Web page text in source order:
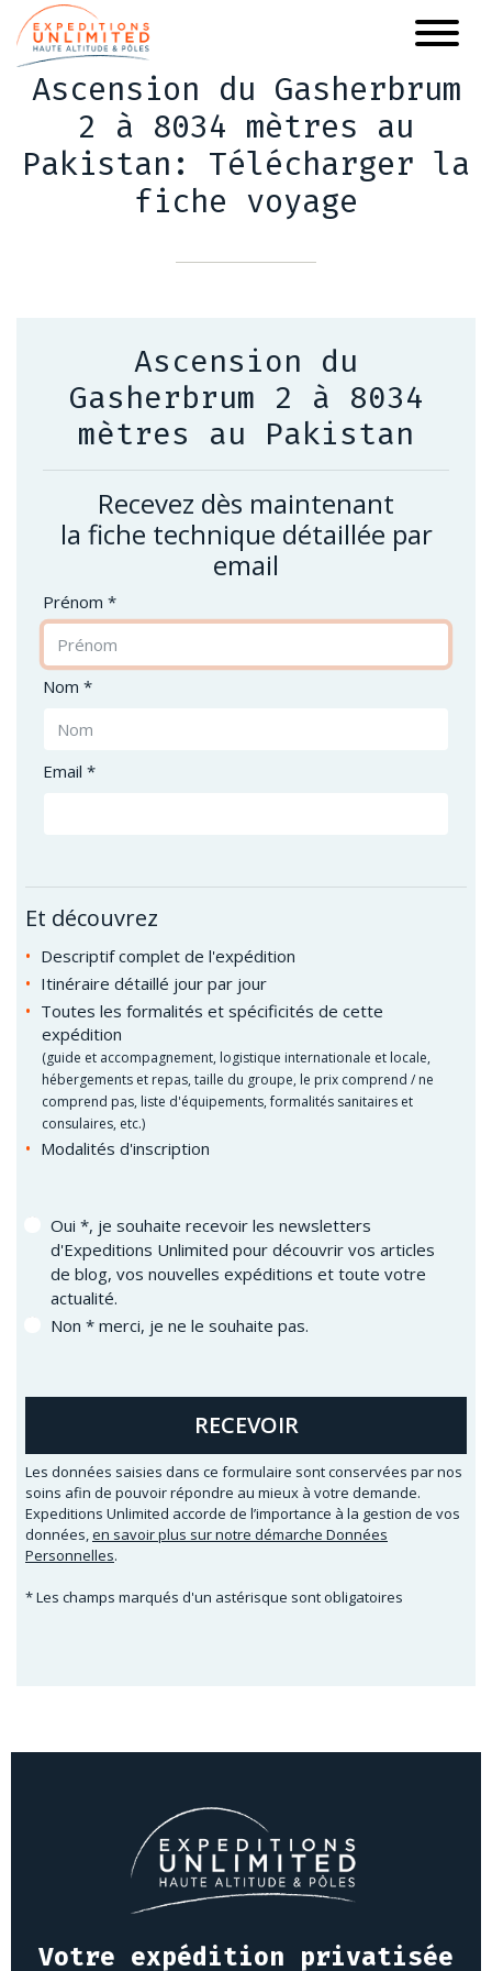
Aller
au
contenu
principal
Ascension du Gasherbrum
2 à 8034 mètres au
Pakistan: Télécharger la
fiche voyage
Ascension du
Gasherbrum 2 à 8034
mètres au Pakistan
Recevez dès maintenant
la fiche technique détaillée par
email
Prénom *
Nom *
Email *
Et découvrez
Descriptif complet de l'expédition
Itinéraire détaillé jour par jour
Toutes les formalités et spécificités de cette
expédition
(guide et accompagnement, logistique internationale et locale,
hébergements et repas, taille du groupe, le prix comprend / ne
comprend pas, liste d'équipements, formalités sanitaires et
consulaires, etc.)
Modalités d'inscription
Oui *, je souhaite recevoir les newsletters
d'Expeditions Unlimited pour découvrir vos articles
de blog, vos nouvelles expéditions et toute votre
actualité.
Non * merci, je ne le souhaite pas.
RECEVOIR
Les données saisies dans ce formulaire sont conservées par nos
soins afin de pouvoir répondre au mieux à votre demande.
Expeditions Unlimited accorde de l’importance à la gestion de vos
données,en savoir plus sur notre démarche Données
Personnelles.
* Les champs marqués d'un astérisque sont obligatoires
Votre expédition privatisée